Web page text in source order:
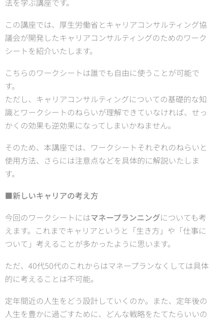
法を学ぶ講座です。
この講座では、厚生労働省とキャリアコンサルティング協
議会が開発したキャリアコンサルティングのためのワーク
シートを紹介いたします。
こちらのワークシートは誰でも自由に使うことが可能で
す。
ただし、キャリアコンサルティングについての基礎的な知
識とワークシートのねらいが理解できていなければ、せっ
かくの効果も逆効果になってしまいかねません。
そのため、本講座では、ワークシートそれぞれのねらいと
使用方法、さらには注意点などを具体的に解説いたしま
す。
■新しいキャリアの考え方
今回のワークシートにはマネープランニングについても考
えます。これまでキャリアというと「生き方」や「仕事に
ついて」考えることが多かったように思います。
ただ、40代50代のこれからはマネープランなくしては具体
的に考えることは不可能。
定年間近の人生をどう設計していくのか。また、定年後の
人生を豊かに過ごすために、どんな戦略をたてたらいいの